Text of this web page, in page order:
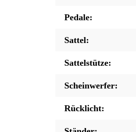
Pedale:
Sattel:
Sattelstütze:
Scheinwerfer:
Rücklicht: